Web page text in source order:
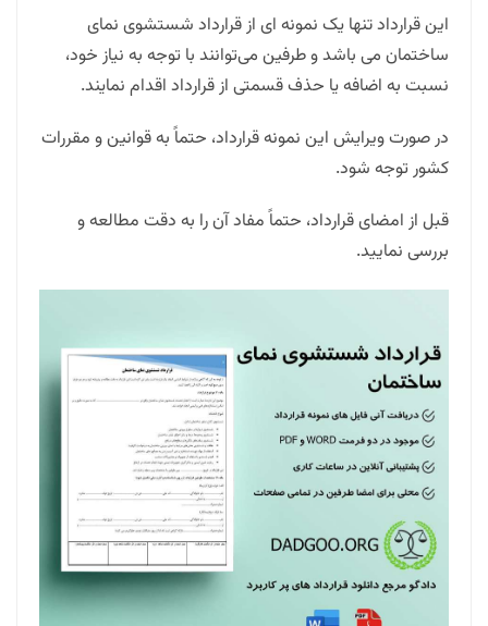
این قرارداد تنها یک نمونه ای از قرارداد شستشوی نمای
ساختمان می باشد و طرفین می‌توانند با توجه به نیاز خود،
نسبت به اضافه یا حذف قسمتی از قرارداد اقدام نمایند.
در صورت ویرایش این نمونه قرارداد، حتماً به قوانین و مقررات
کشور توجه شود.
قبل از امضای قرارداد، حتماً مفاد آن را به دقت مطالعه و
بررسی نمایید.